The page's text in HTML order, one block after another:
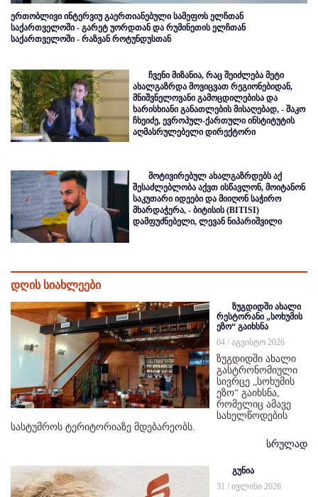
ერთობლივი ინტერვიუ გაერთიანებული სამეფოს ელჩთან
საქართველოში - გარეტ უორდთან და რუმინეთის ელჩთან
საქართველოში - რაზვან როტუნდუსთან
ჩვენი მიზანია, რაც შეიძლება მეტი
ახალგაზრდა მოვიცვათ რეგიონებიდან,
მნიშვნელოვანი გამოცდილებისა და
ხარისხიანი განათლების მისაღებად, - შაკო
ჩხეიძე, ევროპულ-ქართული ინსტიტუტის
აღმასრულებელი დირექტორი
მოტივირებულ ახალგაზრდებს აქ
შესაძლებლობა აქვთ ისწავლონ, მოიტანონ
საკუთარი იდეები და მიიღონ საჭირო
მხარდაჭერა, - ბიტისის (BITISI)
დამფუძნებელი, ლევან ნიპარიშვილი
დღის სიახლეები
ზუგდიდში ახალი
რესტორანი „სოხუმის
ეზო“ გაიხსნა
04 / აგვისტო 2026
ზუგდიდში ახალი
გასტრონომიული
სივრცე „სოხუმის
ეზო“ გაიხსნა,
რომელიც ამავე
სახელწოდების
სასტუმროს ტერიტორიაზე მდებარეობს.
სრულად
გუნია
31 / ივლისი 2026